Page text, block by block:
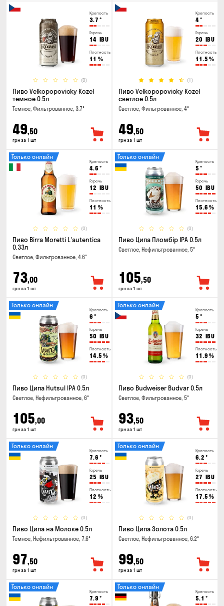
Крепость
3.7 °
Горечь
14 IBU
Плотность
11 %
(0)
Пиво Velkopopovicky Kozel
темное 0.5л
Темное, Фильтрованное, 3.7°
49,50
грн за 1 шт
Крепость
4°
Горечь
20 IBU
Плотность
11.5 %
(1)
Пиво Velkopopovicky Kozel
светлое 0.5л
Светлое, Фильтрованное, 4°
49,50
грн за 1 шт
Крепость
4.6 °
Горечь
12 IBU
Плотность
11 %
(0)
Только онлайн
Пиво Birra Moretti L'autentica
0.33л
Светлое, Фильтрованное, 4.6°
73,00
грн за 1 шт
Крепость
5 °
Горечь
50 IBU
Плотность
15.6 %
(0)
Только онлайн
Пиво Ципа Пломбір IPA 0.5л
Светлое, Нефильтрованное, 5°
105,50
грн за 1 шт
Крепость
6 °
Горечь
50 IBU
Плотность
14.5 %
(0)
Только онлайн
Пиво Ципа Hutsul IPA 0.5л
Светлое, Нефильтрованное, 6°
105,00
грн за 1 шт
Крепость
5 °
Горечь
32 IBU
Плотность
11.9 %
(0)
Только онлайн
Пиво Budweiser Budvar 0.5л
Светлое, Фильтрованное, 5°
93,50
грн за 1 шт
Крепость
7.6 °
Горечь
25 IBU
Плотность
12 %
(0)
Только онлайн
Пиво Ципа на Молоке 0.5л
Темное, Нефильтрованное, 7.6°
97,50
грн за 1 шт
Крепость
6.2 °
Горечь
27 IBU
Плотность
17.5 %
(0)
Только онлайн
Пиво Ципа Золота 0.5л
Светлое, Нефильтрованное, 6.2°
99,50
грн за 1 шт
Крепость
7.9 °
Только онлайн
Крепость
5.1 °
Только онлайн